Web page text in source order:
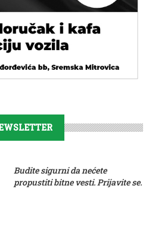
Budite sigurni da nećete
propustiti bitne vesti. Prijavite se.